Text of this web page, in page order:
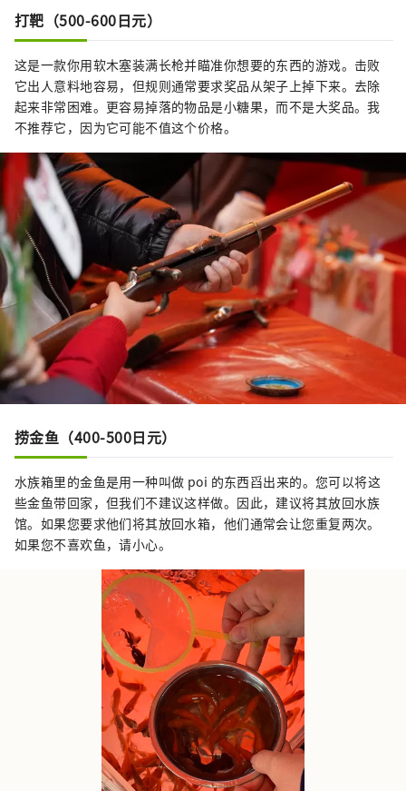
打靶（500-600日元）
这是一款你用软木塞装满长枪并瞄准你想要的东西的游戏。击败
它出人意料地容易，但规则通常要求奖品从架子上掉下来。去除
起来非常困难。更容易掉落的物品是小糖果，而不是大奖品。我
不推荐它，因为它可能不值这个价格。
捞金鱼（400-500日元）
水族箱里的金鱼是用一种叫做 poi 的东西舀出来的。您可以将这
些金鱼带回家，但我们不建议这样做。因此，建议将其放回水族
馆。如果您要求他们将其放回水箱，他们通常会让您重复两次。
如果您不喜欢鱼，请小心。